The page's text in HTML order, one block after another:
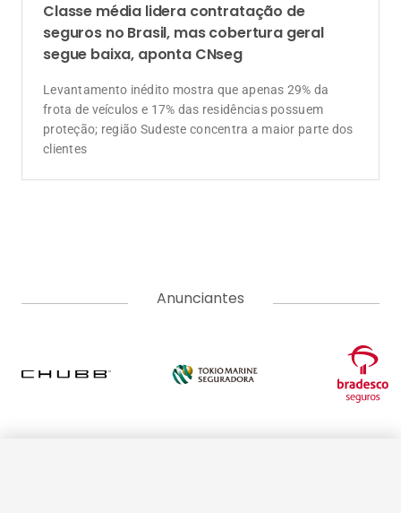
Classe média lidera contratação de
seguros no Brasil, mas cobertura geral
segue baixa, aponta CNseg
Levantamento inédito mostra que apenas 29% da
frota de veículos e 17% das residências possuem
proteção; região Sudeste concentra a maior parte dos
clientes
Anunciantes